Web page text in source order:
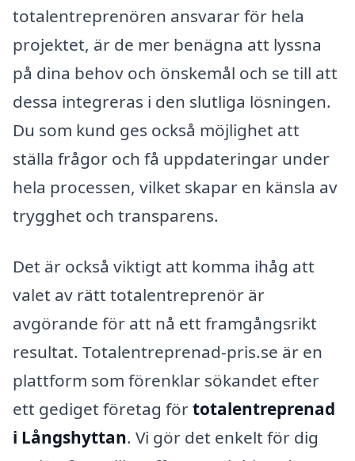
totalentreprenören ansvarar för hela
projektet, är de mer benägna att lyssna
på dina behov och önskemål och se till att
dessa integreras i den slutliga lösningen.
Du som kund ges också möjlighet att
ställa frågor och få uppdateringar under
hela processen, vilket skapar en känsla av
trygghet och transparens.
Det är också viktigt att komma ihåg att
valet av rätt totalentreprenör är
avgörande för att nå ett framgångsrikt
resultat. Totalentreprenad-pris.se är en
plattform som förenklar sökandet efter
ett gediget företag förtotalentreprenad
i Långshyttan. Vi gör det enkelt för dig